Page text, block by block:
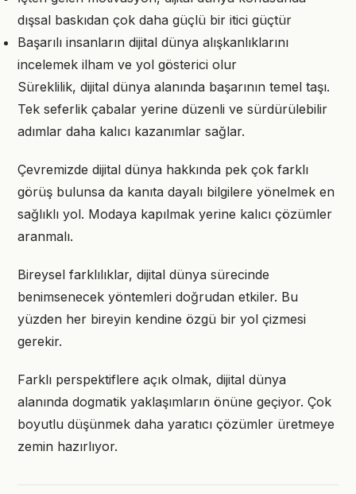
dışsal baskıdan çok daha güçlü bir itici güçtür
Başarılı insanların dijital dünya alışkanlıklarını
incelemek ilham ve yol gösterici olur
Süreklilik, dijital dünya alanında başarının temel taşı.
Tek seferlik çabalar yerine düzenli ve sürdürülebilir
adımlar daha kalıcı kazanımlar sağlar.
Çevremizde dijital dünya hakkında pek çok farklı
görüş bulunsa da kanıta dayalı bilgilere yönelmek en
sağlıklı yol. Modaya kapılmak yerine kalıcı çözümler
aranmalı.
Bireysel farklılıklar, dijital dünya sürecinde
benimsenecek yöntemleri doğrudan etkiler. Bu
yüzden her bireyin kendine özgü bir yol çizmesi
gerekir.
Farklı perspektiflere açık olmak, dijital dünya
alanında dogmatik yaklaşımların önüne geçiyor. Çok
boyutlu düşünmek daha yaratıcı çözümler üretmeye
zemin hazırlıyor.